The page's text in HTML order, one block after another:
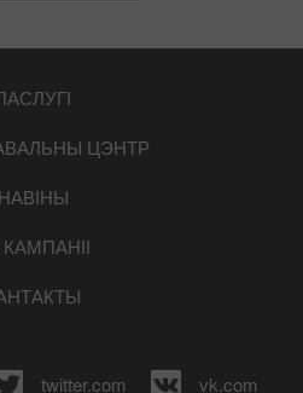
ЦЭНТР
НАВІНЫ
twitter.com vk.com